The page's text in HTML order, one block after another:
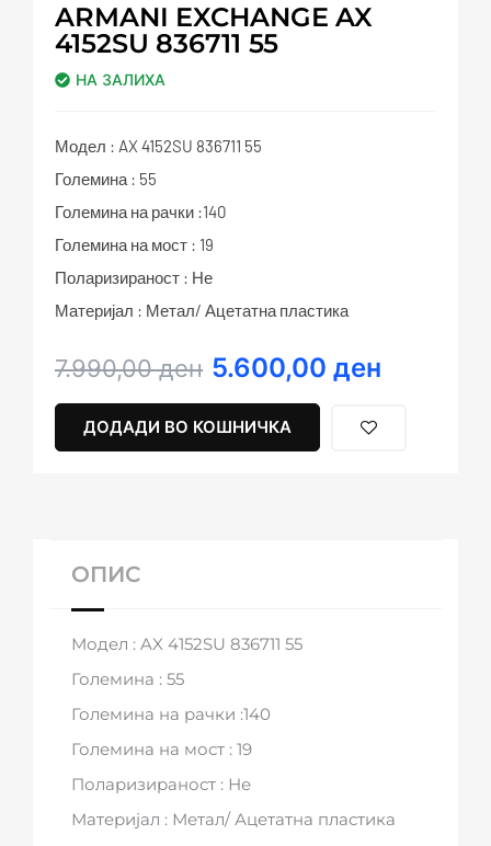
ARMANI EXCHANGE AX
4152SU 836711 55
НА ЗАЛИХА
Модел : AX 4152SU 836711 55
Големина : 55
Големина на рачки :140
Големина на мост : 19
Поларизираност : Не
Материјал : Метал/ Ацетатна пластика
7.990,00ден
Original
was:
7.990,00 ден.
5.600,00 ден
Current
5.600,00 ден.
ДОДАДИ ВО КОШНИЧКА
ОПИС
Модел : AX 4152SU 836711 55
Големина : 55
Големина на рачки :140
Големина на мост : 19
Поларизираност : Не
Материјал : Метал/ Ацетатна пластика